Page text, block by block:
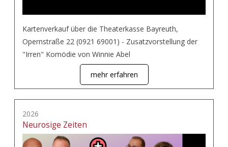
Kartenverkauf über die Theaterkasse Bayreuth,
Opernstraße 22 (0921 69001) - Zusatzvorstellung der
"Irren" Komödie von Winnie Abel
mehr erfahren
2026
Neurosige Zeiten